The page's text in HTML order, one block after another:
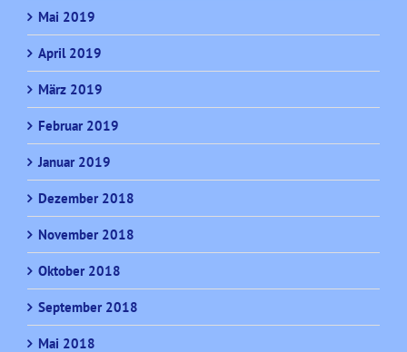
Mai 2019
April 2019
März 2019
Februar 2019
Januar 2019
Dezember 2018
November 2018
Oktober 2018
September 2018
Mai 2018